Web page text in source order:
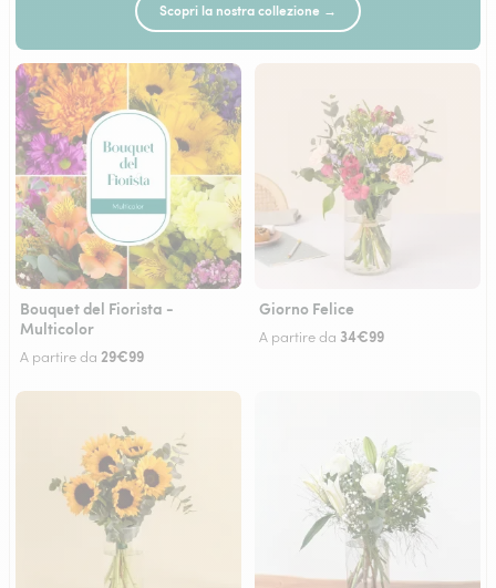
Scopri la nostra collezione →
Bouquet del Fiorista -
Multicolor
A partire da 29€99
Giorno Felice
A partire da 34€99